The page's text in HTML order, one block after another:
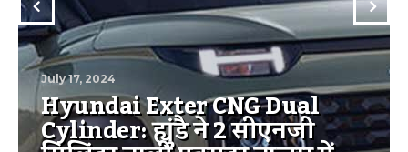
July 17, 2024
Hyundai Exter CNG Dual
Cylinder: ह्युंडै ने 2 सीएनजी